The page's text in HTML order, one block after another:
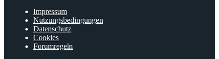
Impressum
Nutzungsbedingungen
Datenschutz
Cookies
Forumregeln